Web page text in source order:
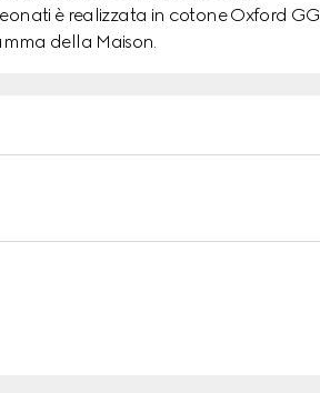
è realizzata in cotone Oxford GG
della Maison.